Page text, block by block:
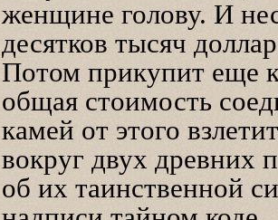
женщине голову. И
десятков тысяч
Потом прикупит еще
общая стоимость
камей от этого
вокруг двух древних
об их таинственной